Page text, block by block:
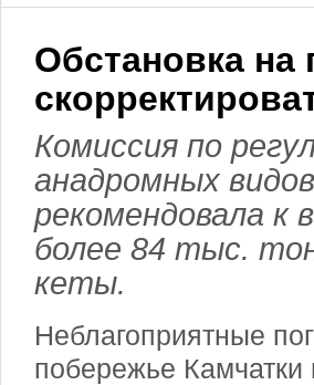
Обстановка на
Комиссия по
анадромных
рекомендовала к
более 84 тыс.
кеты.
Неблагоприятные
побережье Камчатки